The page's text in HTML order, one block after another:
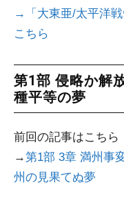
→
「大東亜/太平洋
こちら
第1部 侵略か解
種平等の夢
前回の記事はこちら
→第1部 3章 満州事
州の見果てぬ夢